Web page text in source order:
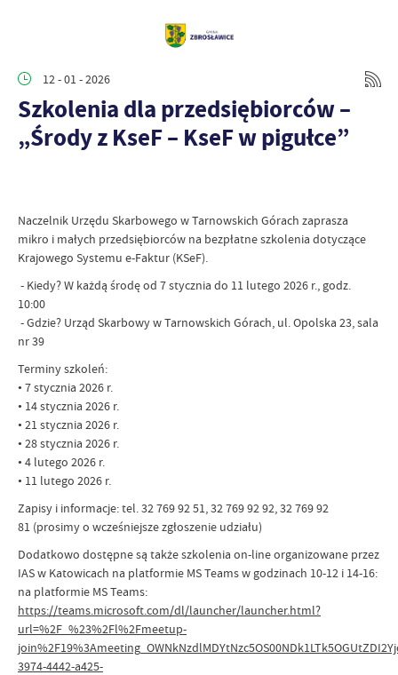
12 - 01 - 2026
Szkolenia dla przedsiębiorców –
„Środy z KseF – KseF w pigułce”
Naczelnik Urzędu Skarbowego w Tarnowskich Górach zaprasza
mikro i małych przedsiębiorców na bezpłatne szkolenia dotyczące
Krajowego Systemu e-Faktur (KSeF).
- Kiedy? W każdą środę od 7 stycznia do 11 lutego 2026 r., godz.
10:00
- Gdzie? Urząd Skarbowy w Tarnowskich Górach, ul. Opolska 23, sala
nr 39
Terminy szkoleń:
• 7 stycznia 2026 r.
• 14 stycznia 2026 r.
• 21 stycznia 2026 r.
• 28 stycznia 2026 r.
• 4 lutego 2026 r.
• 11 lutego 2026 r.
Zapisy i informacje: tel. 32 769 92 51, 32 769 92 92, 32 769 92
81 (prosimy o wcześniejsze zgłoszenie udziału)
Dodatkowo dostępne są także szkolenia on-line organizowane przez
IAS w Katowicach na platformie MS Teams w godzinach 10-12 i 14-16:
na platformie MS Teams:
https://teams.microsoft.com/dl/launcher/launcher.html?
url=%2F_%23%2Fl%2Fmeetup-
3974-4442-a425-